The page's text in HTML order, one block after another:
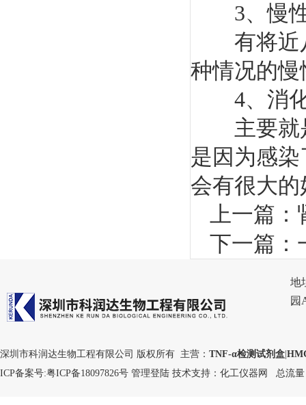
3、慢性
有将近八
种情况的
4、消化
主要就是
是因为感染
会有很大
上一篇：
下一篇：
地
园
深圳市科润达生物工程有限公司 版权所有 主营： TNF-α检测试剂盒
ICP备案号:粤ICP备18097826号 管理登陆 技术支持： 化工仪器网 总流量